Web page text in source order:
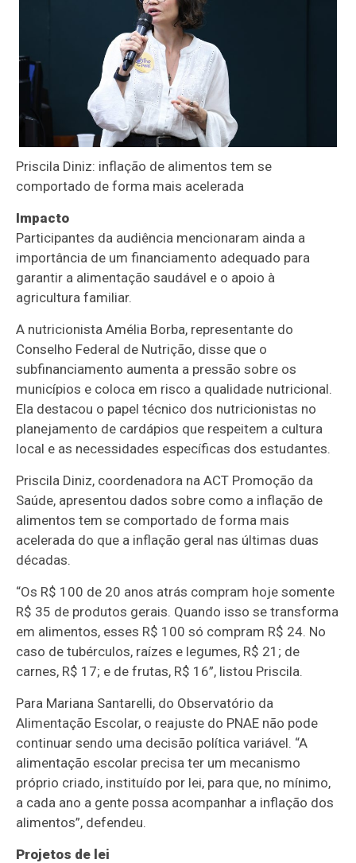
Priscila Diniz: inflação de alimentos tem se
comportado de forma mais acelerada
Impacto
Participantes da audiência mencionaram ainda a
importância de um financiamento adequado para
garantir a alimentação saudável e o apoio à
agricultura familiar.
A nutricionista Amélia Borba, representante do
Conselho Federal de Nutrição, disse que o
subfinanciamento aumenta a pressão sobre os
municípios e coloca em risco a qualidade nutricional.
Ela destacou o papel técnico dos nutricionistas no
planejamento de cardápios que respeitem a cultura
local e as necessidades específicas dos estudantes.
Priscila Diniz, coordenadora na ACT Promoção da
Saúde, apresentou dados sobre como a inflação de
alimentos tem se comportado de forma mais
acelerada do que a inflação geral nas últimas duas
décadas.
“Os R$ 100 de 20 anos atrás compram hoje somente
R$ 35 de produtos gerais. Quando isso se transforma
em alimentos, esses R$ 100 só compram R$ 24. No
caso de tubérculos, raízes e legumes, R$ 21; de
carnes, R$ 17; e de frutas, R$ 16”, listou Priscila.
Para Mariana Santarelli, do Observatório da
Alimentação Escolar, o reajuste do PNAE não pode
continuar sendo uma decisão política variável. “A
alimentação escolar precisa ter um mecanismo
próprio criado, instituído por lei, para que, no mínimo,
a cada ano a gente possa acompanhar a inflação dos
alimentos”, defendeu.
Projetos de lei